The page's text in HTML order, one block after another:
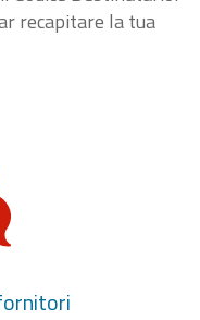
recapitare la tua